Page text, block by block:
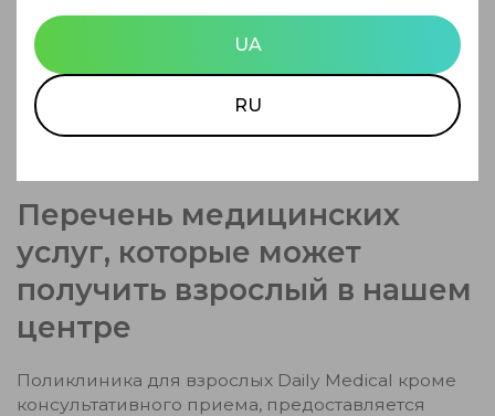
Познакомиться с нашими специалистами Вы
можете в разделе
ВРАЧИ .
Перечень медицинских
услуг, которые может
получить взрослый в нашем
центре
Поликлиника для взрослых Daily Medical кроме
консультативного приема, предоставляется
UA
RU